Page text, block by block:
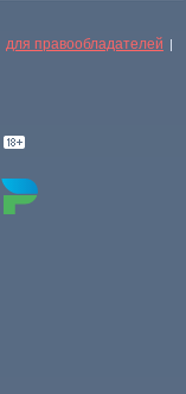
для правообладателей |